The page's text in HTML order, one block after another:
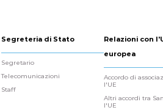
Segreteria di Stato
Segretario
Telecomunicazioni
Staff
Relazioni con
europea
Accordo di
l'UE
Altri accordi tra
l'UE